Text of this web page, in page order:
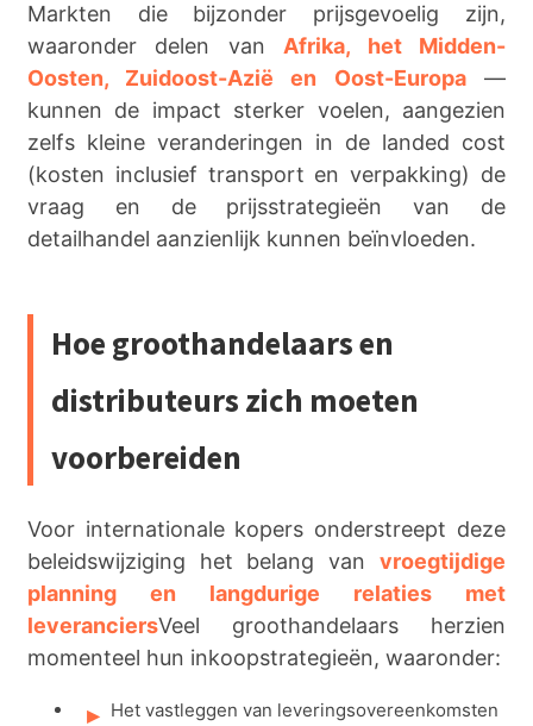
Markten die bijzonder prijsgevoelig zijn,
waaronder delen vanAfrika, het Midden-
Oosten, Zuidoost-Azië en Oost-Europa—
kunnen de impact sterker voelen, aangezien
zelfs kleine veranderingen in de landed cost
(kosten inclusief transport en verpakking) de
vraag en de prijsstrategieën van de
detailhandel aanzienlijk kunnen beïnvloeden.
Hoe groothandelaars en
distributeurs zich moeten
voorbereiden
Voor internationale kopers onderstreept deze
beleidswijziging het belang vanvroegtijdige
planning en langdurige relaties met
leveranciersVeel groothandelaars herzien
momenteel hun inkoopstrategieën, waaronder:
Het vastleggen van leveringsovereenkomsten